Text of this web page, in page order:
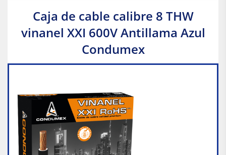
Caja de cable calibre 8 THW
vinanel XXI 600V Antillama Azul
Condumex